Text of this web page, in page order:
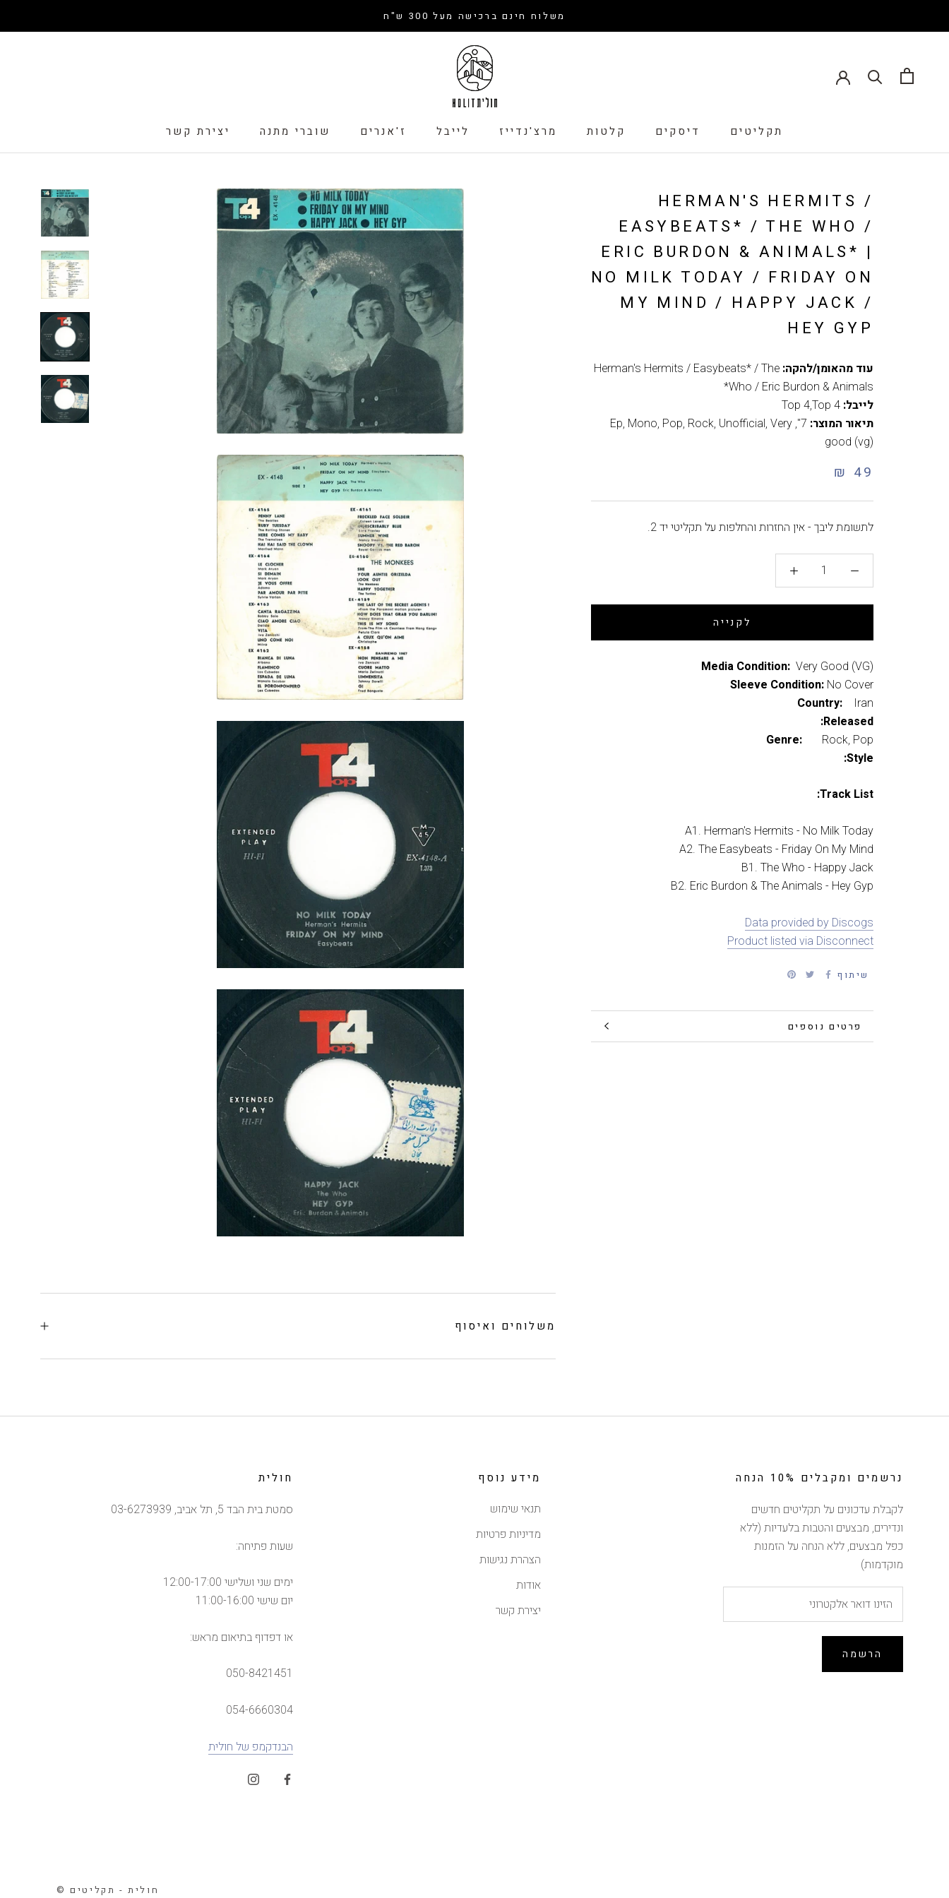
משלוח חינם ברכישה מעל 300 ש"ח
תקליטים
דיסקים
קלטות
מרצ'נדייז
לייבל
ז'אנרים
שוברי מתנה
יצירת קשר
HERMAN'S HERMITS /
EASYBEATS* / THE WHO /
ERIC BURDON & ANIMALS* |
NO MILK TODAY / FRIDAY ON
MY MIND / HAPPY JACK /
HEY GYP
עוד מהאומן/להקה: Herman's Hermits / Easybeats* / The
Who / Eric Burdon & Animals*
לייבל: Top 4,Top 4
תיאור המוצר: 7"
,
Ep, Mono, Pop, Rock, Unofficial, Very
good (vg)
49 ₪
לתשומת ליבך - אין החזרות והחלפות על תקליטי יד 2.
לקנייה
Media Condition: Very Good (VG)
Sleeve Condition: No Cover
Country: Iran
Released:
Genre: Rock, Pop
Style:
Track List:
A1. Herman's Hermits - No Milk Today
A2. The Easybeats - Friday On My Mind
B1. The Who - Happy Jack
B2. Eric Burdon & The Animals - Hey Gyp
Data provided by Discogs
Product listed via Disconnect
שיתוף
פרטים נוספים
צפייה בתמונות
משלוחים ואיסוף
חולית
סמטת בית הבד 5, תל אביב, 03-6273939
שעות פתיחה:
ימים שני ושלישי 12:00-17:00
יום שישי 11:00-16:00
או דפדוף בתיאום מראש:
050-8421451
054-6660304
הבנדקמפ של חולית
מידע נוסף
תנאי שימוש
מדיניות פרטיות
הצהרת נגישות
אודות
יצירת קשר
נרשמים ומקבלים 10% הנחה
לקבלת עדכונים על תקליטים חדשים
ונדירים, מבצעים והטבות בלעדיות (ללא
כפל מבצעים, ללא הנחה על הזמנות
מוקדמות)
הרשמה
© חולית - תקליטים